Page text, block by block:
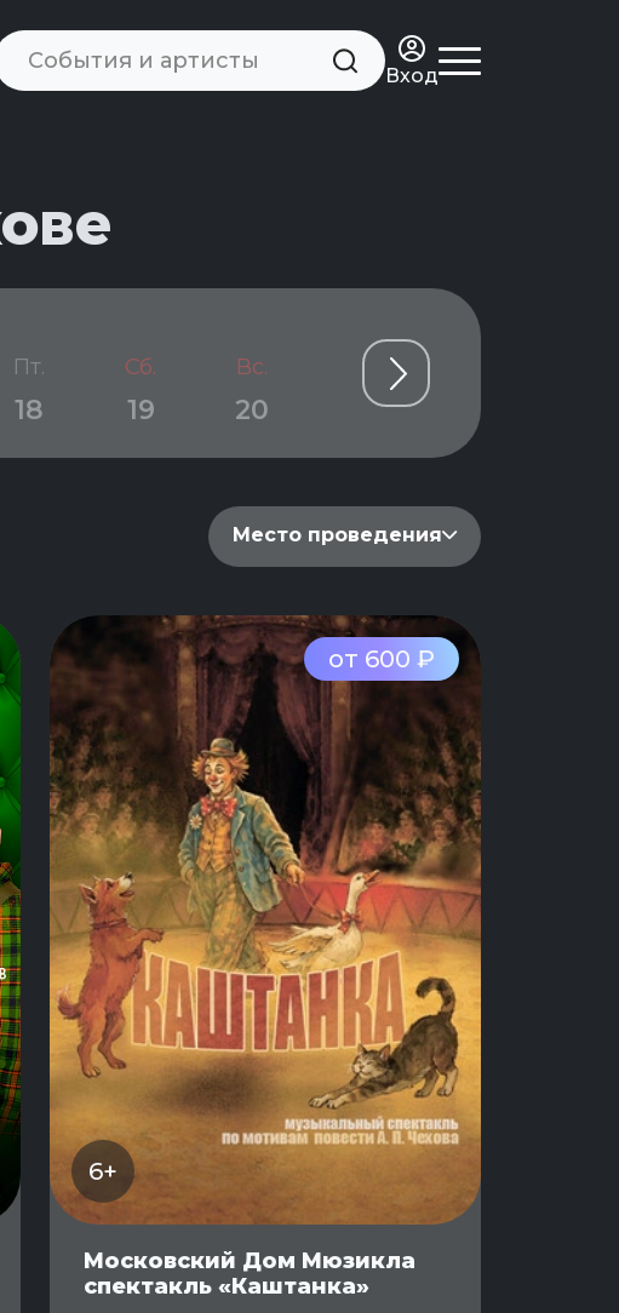
Вход
Пт.
18
Сб.
19
Вс.
20
Пн.
21 22
Место проведения
от 600 ₽
6+
Московский Дом Мюзикла
спектакль «Каштанка»